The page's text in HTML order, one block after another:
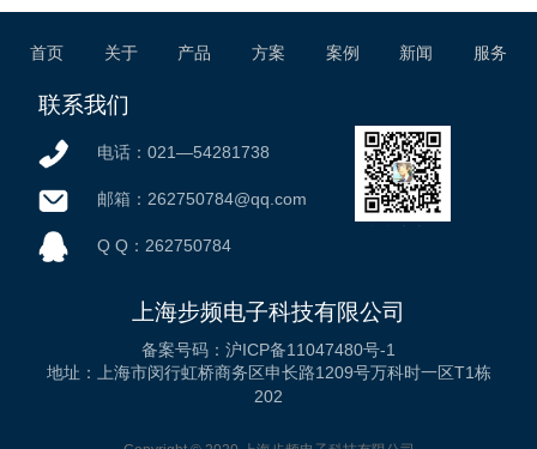
首页 关于 产品 方案 案例 新闻 服务
联系我们
电话：021—54281738
邮箱：262750784@qq.com
Q Q：262750784
上海步频电子科技有限公司
备案号码：沪ICP备11047480号-1
地址：上海市闵行虹桥商务区申长路1209号万科时一区T1栋
202